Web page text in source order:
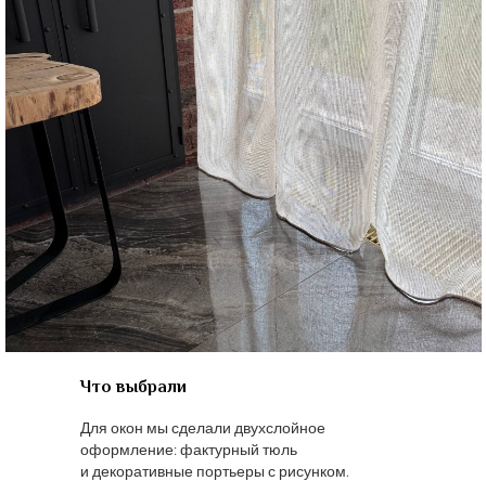
Для окон мы сделали двухслойное
оформление: фактурный тюль
и декоративные портьеры с рисунком.
Что выбрали